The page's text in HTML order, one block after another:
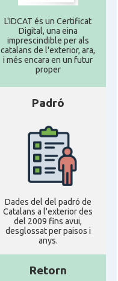
L'IDCAT és un Certificat
Digital, una eina
imprescindible per als
catalans de l'exterior, ara,
i més encara en un futur
proper
Padró
Dades del del padró de
Catalans a l'exterior des
del 2009 fins avui,
desglossat per paisos i
anys.
Retorn